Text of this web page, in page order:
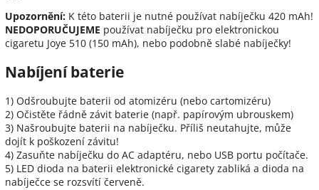
Upozornění: K této baterii je nutné používat nabíječku 420 mAh!
NEDOPORUČUJEME používat nabíječku pro elektronickou
cigaretu Joye 510 (150 mAh), nebo podobně slabé nabíječky!
Nabíjení baterie
1) Odšroubujte baterii od atomizéru (nebo cartomizéru)
2) Očistěte řádně závit baterie (např. papírovým ubrouskem)
3) Našroubujte baterii na nabíječku. Příliš neutahujte, může
dojít k poškození závitu!
4) Zasuňte nabíječku do AC adaptéru, nebo USB portu počítače.
5) LED dioda na baterii elektronické cigarety zabliká a dioda na
nabíječce se rozsvítí červeně.